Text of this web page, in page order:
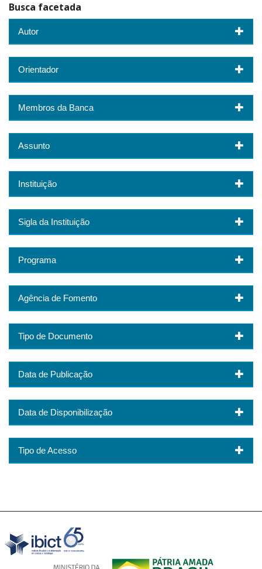
Busca facetada
Autor
Orientador
Membros da Banca
Assunto
Instituição
Sigla da Instituição
Programa
Agência de Fomento
Tipo de Documento
Data de Publicação
Data de Disponibilização
Tipo de Acesso